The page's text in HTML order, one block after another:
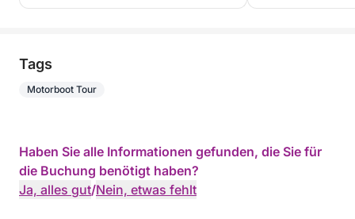
Tags
Motorboot Tour
Haben Sie alle Informationen gefunden, die Sie für
die Buchung benötigt haben?
Ja, alles gut/Nein, etwas fehlt